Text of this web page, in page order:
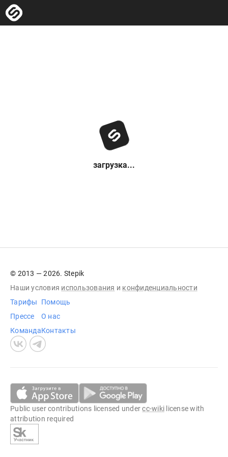
загрузка...
© 2013 — 2026. Stepik
Наши условия использования и конфиденциальности
Тарифы
Прессе
Команда
Помощь
О нас
Контакты
Public user contributions licensed undercc-wiki license with
attribution required